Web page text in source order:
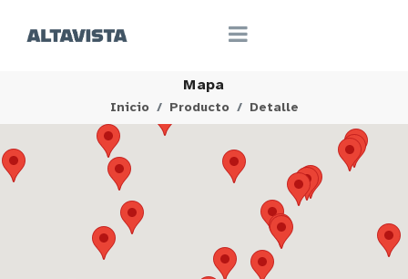
Mapa
Inicio Producto Detalle